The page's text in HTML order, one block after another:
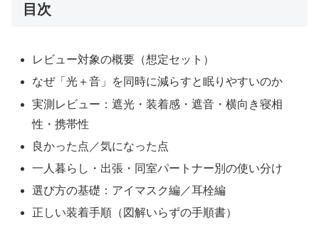
目次
レビュー対象の概要（想定セット）
なぜ「光＋音」を同時に減らすと眠りやすいのか
実測レビュー：遮光・装着感・遮音・横向き寝相
性・携帯性
良かった点／気になった点
一人暮らし・出張・同室パートナー別の使い分け
選び方の基礎：アイマスク編／耳栓編
正しい装着手順（図解いらずの手順書）